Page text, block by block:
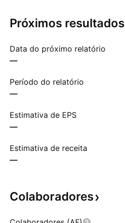
Próximos resultados
Data do próximo relatório
—
Período do relatório
—
Estimativa de EPS
—
Estimativa de receita
—
Colaboradores